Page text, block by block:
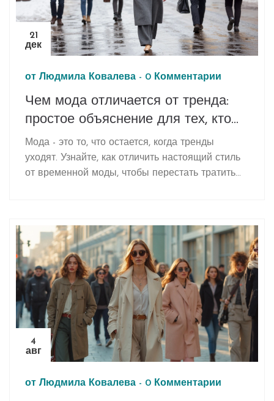
21
дек
от Людмила Ковалева - 0 Комментарии
Чем мода отличается от тренда:
простое объяснение для тех, кто
хочет одеваться умно
Мода - это то, что остается, когда тренды
уходят. Узнайте, как отличить настоящий стиль
от временной моды, чтобы перестать тратить
4
авг
от Людмила Ковалева - 0 Комментарии